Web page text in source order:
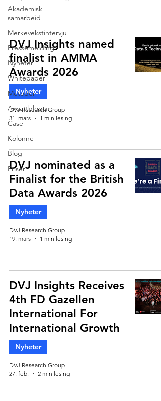
Akademisk
samarbeid
Merkevekstintervju
Pressemelding
Nyheter
Whitepaper
Metoder
Ansattblogg
Case
Kolonne
Blog
Priser
DVJ Insights named
finalist in AMMA
Awards 2026
Nyheter
DVJ Research Group
31. mars
1 min lesing
DVJ nominated as a
Finalist for the British
Data Awards 2026
Nyheter
DVJ Research Group
19. mars
1 min lesing
DVJ Insights Receives
4th FD Gazellen
International For
International Growth
Nyheter
DVJ Research Group
27. feb.
2 min lesing